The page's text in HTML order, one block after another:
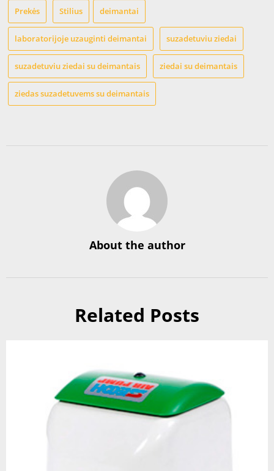
Prekės Stilius deimantai
laboratorijoje uzauginti deimantai suzadetuviu ziedai
suzadetuviu ziedai su deimantais ziedai su deimantais
ziedas suzadetuvems su deimantais
About the author
Related Posts